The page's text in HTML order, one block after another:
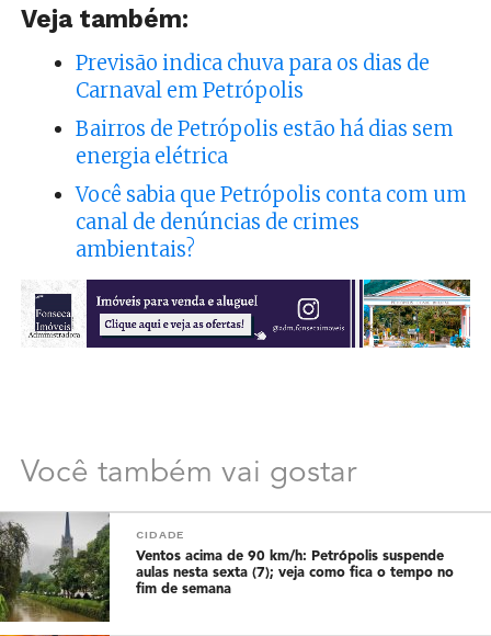
Veja também:
Previsão indica chuva para os dias de
Carnaval em Petrópolis
Bairros de Petrópolis estão há dias sem
energia elétrica
Você sabia que Petrópolis conta com um
canal de denúncias de crimes
ambientais?
Você também vai gostar
CIDADE
Ventos acima de 90 km/h: Petrópolis suspende
aulas nesta sexta (7); veja como fica o tempo no
fim de semana